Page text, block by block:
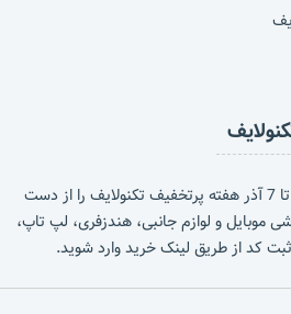
: از 30 آبان تا 7 آذر هفته پرتخفیف تکنولایف را از دست
موبایل و لوازم جانبی، هندزفری، لپ تاپ،
کد از طریق لینک خرید وارد شوید.